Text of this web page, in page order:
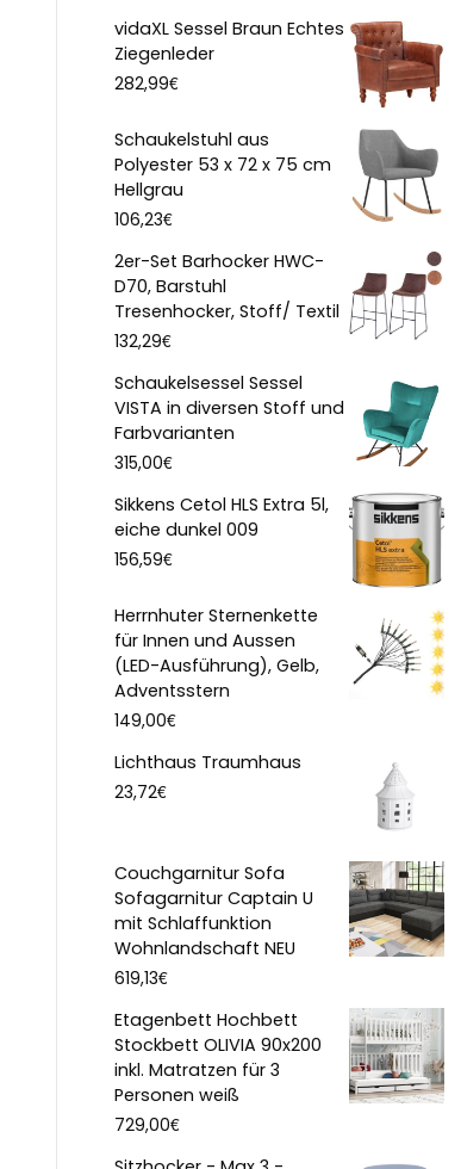
vidaXL Sessel Braun Echtes
Ziegenleder
282,99€
Schaukelstuhl aus
Polyester 53 x 72 x 75 cm
Hellgrau
106,23€
2er-Set Barhocker HWC-
D70, Barstuhl
Tresenhocker, Stoff/ Textil
132,29€
Schaukelsessel Sessel
VISTA in diversen Stoff und
Farbvarianten
315,00€
Sikkens Cetol HLS Extra 5l,
eiche dunkel 009
156,59€
Herrnhuter Sternenkette
für Innen und Aussen
(LED-Ausführung), Gelb,
Adventsstern
149,00€
Lichthaus Traumhaus
23,72€
Couchgarnitur Sofa
Sofagarnitur Captain U
mit Schlaffunktion
Wohnlandschaft NEU
619,13€
Etagenbett Hochbett
Stockbett OLIVIA 90x200
inkl. Matratzen für 3
Personen weiß
729,00€